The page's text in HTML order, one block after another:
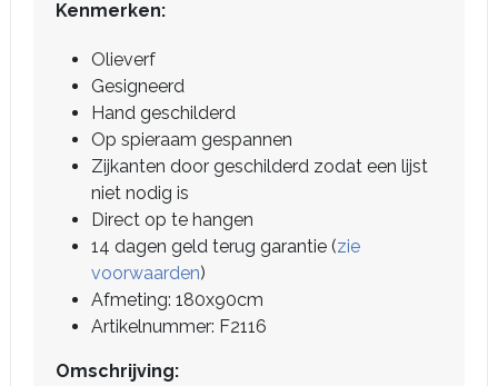
Kenmerken:
Olieverf
Gesigneerd
Hand geschilderd
Op spieraam gespannen
Zijkanten door geschilderd zodat een lijst
niet nodig is
Direct op te hangen
14 dagen geld terug garantie (zie
voorwaarden)
Afmeting: 180x90cm
Artikelnummer: F2116
Omschrijving: